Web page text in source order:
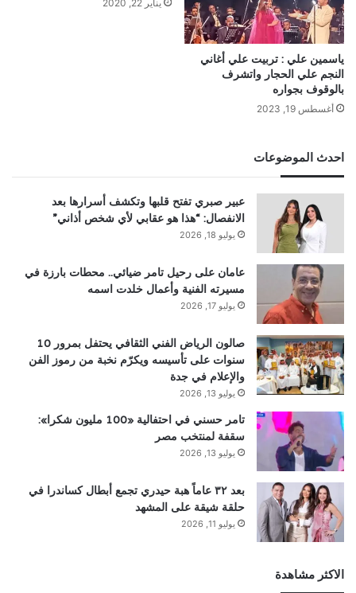
ياسمين علي : تربيت علي أغاني
النجم علي الحجار واتشرف
بالوقوف بجواره
أغسطس 19, 2023
يناير 22, 2020
احدث الموضوعات
عبير صبري تفتح قلبها وتكشف أسرارها بعد
الانفصال: “هذا هو عقابي لأي شخص أذاني”
يوليو 18, 2026
عامان على رحيل تامر ضيائي.. محطات بارزة في
مسيرته الفنية وأعمال خلدت اسمه
يوليو 17, 2026
صالون الرياض الفني الثقافي يحتفل بمرور 10
سنوات على تأسيسه ويكرّم نخبة من رموز الفن
والإعلام في جدة
يوليو 13, 2026
تامر حسني في احتفالية «100 مليون شكرا»:
سقفة لمنتخب مصر
يوليو 13, 2026
بعد ٣٢ عاماً هبة حيدري تجمع أبطال كساندرا في
حلقة شيقة على المشهد
يوليو 11, 2026
الاكثر مشاهدة